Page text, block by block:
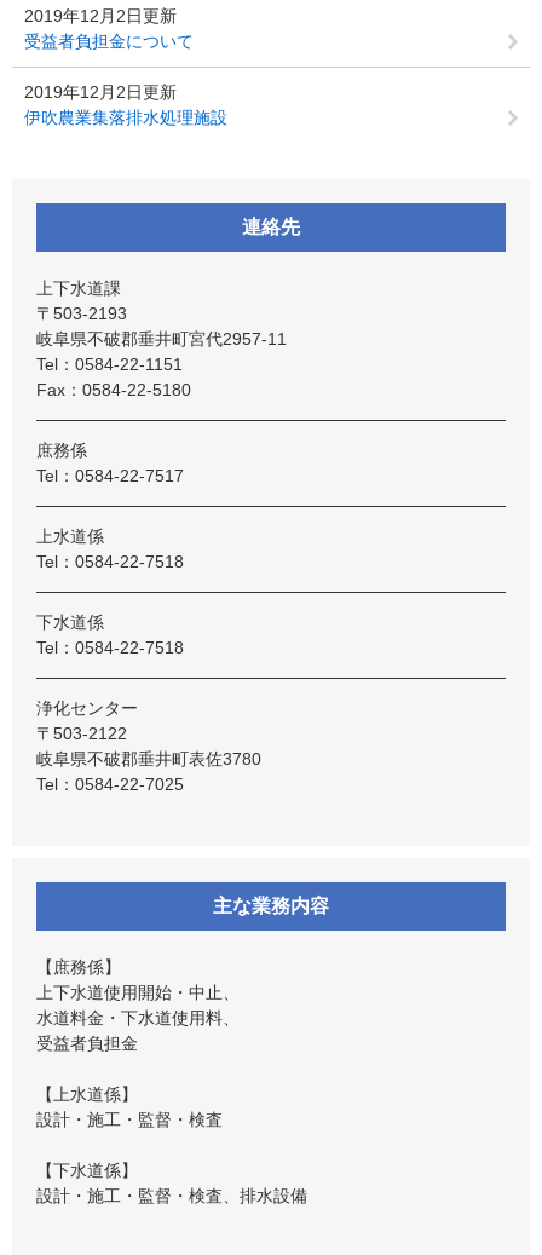
2019年12月2日更新
受益者負担金について
2019年12月2日更新
伊吹農業集落排水処理施設
連絡先
上下水道課
〒503-2193
岐阜県不破郡垂井町宮代2957-11
Tel：0584-22-1151
Fax：0584-22-5180
庶務係
Tel：0584-22-7517
上水道係
Tel：0584-22-7518
下水道係
Tel：0584-22-7518
浄化センター
〒503-2122
岐阜県不破郡垂井町表佐3780
Tel：0584-22-7025
主な業務内容
【庶務係】
上下水道使用開始・中止、
水道料金・下水道使用料、
受益者負担金
【上水道係】
設計・施工・監督・検査
【下水道係】
設計・施工・監督・検査、排水設備